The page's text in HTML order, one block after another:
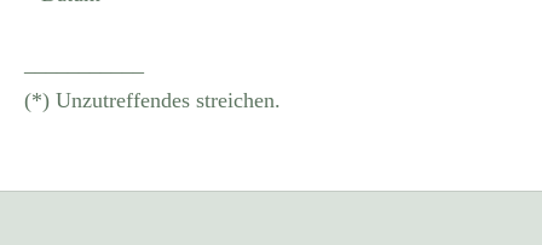
(*) Unzutreffendes streichen.